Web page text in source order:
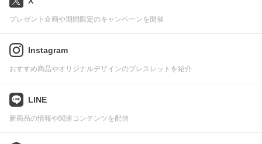
プレゼント企画や期間限定のキャンペーンを開催
Instagram
おすすめ商品やオリジナルデザインのブレスレットを紹介
LINE
新商品の情報や関連コンテンツを配信